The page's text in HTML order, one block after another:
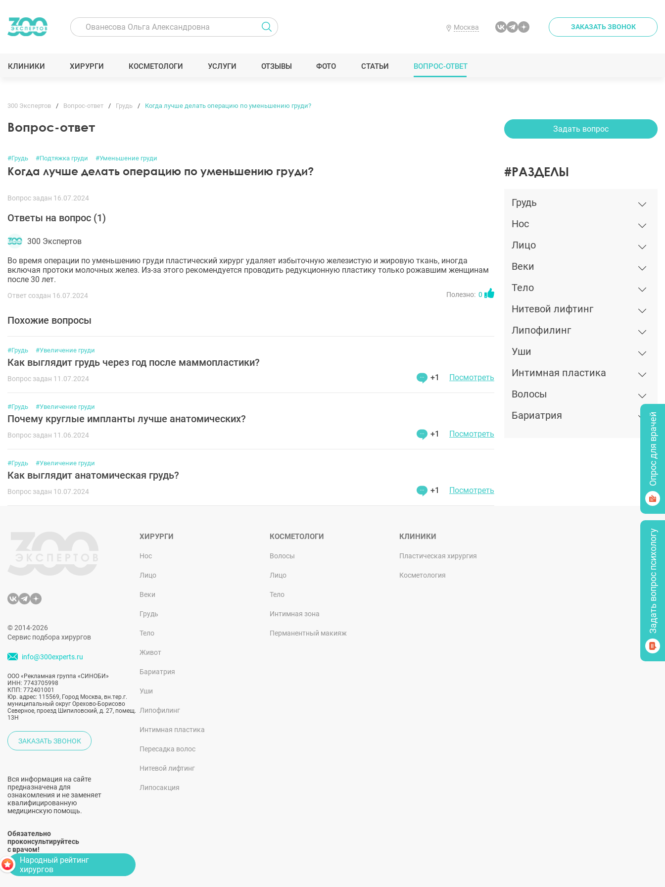
Москва ЗАКАЗАТЬ ЗВОНОК
КЛИНИКИ ХИРУРГИ КОСМЕТОЛОГИ УСЛУГИ ОТЗЫВЫ ФОТО СТАТЬИ ВОПРОС-ОТВЕТ
300 Экспертов Вопрос-ответ Грудь Когда лучше делать операцию по уменьшению груди?
Вопрос-ответ
#Грудь #Подтяжка груди #Уменьшение груди
Когда лучше делать операцию по уменьшению груди?
Вопрос задан 16.07.2024
Ответы на вопрос (1)
300 Экспертов
Во время операции по уменьшению груди пластический хирург удаляет избыточную железистую и жировую ткань, иногда
включая протоки молочных желез. Из-за этого рекомендуется проводить редукционную пластику только рожавшим женщинам
после 30 лет.
Ответ создан 16.07.2024 Полезно: 0
Похожие вопросы
#Грудь #Увеличение груди
Как выглядит грудь через год после маммопластики?
Вопрос задан 11.07.2024 +1 Посмотреть
#Грудь #Увеличение груди
Почему круглые импланты лучше анатомических?
Вопрос задан 11.06.2024 +1 Посмотреть
#Грудь #Увеличение груди
Как выглядит анатомическая грудь?
Вопрос задан 10.07.2024 +1 Посмотреть
Задать вопрос
#РАЗДЕЛЫ
Грудь
Нос
Лицо
Веки
Тело
Нитевой лифтинг
Липофилинг
Уши
Интимная пластика
Волосы
Бариатрия
© 2014-2026
Сервис подбора хирургов
info@300experts.ru
ООО «Рекламная группа «СИНОБИ»
ИНН: 7743705998
КПП: 772401001
Юр. адрес: 115569, Город Москва, вн.тер.г.
муниципальный округ Орехово-Борисово
Северное, проезд Шипиловский, д. 27, помещ.
13Н
ЗАКАЗАТЬ ЗВОНОК
Вся информация на сайте
предназначена для
ознакомления и не заменяет
квалифицированную
медицинскую помощь.
Обязательно
проконсультируйтесь
с врачом!
ХИРУРГИ
Нос
Лицо
Веки
Грудь
Тело
Живот
Бариатрия
Уши
Липофилинг
Интимная пластика
Пересадка волос
Нитевой лифтинг
Липосакция
КОСМЕТОЛОГИ
Волосы
Лицо
Тело
Интимная зона
Перманентный макияж
КЛИНИКИ
Пластическая хирургия
Косметология
Народный рейтинг
хирургов
Опрос для врачей
Задать вопрос психологу